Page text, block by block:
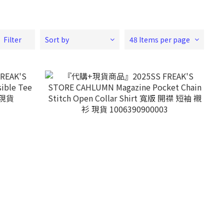
Filter Sort by 48 Items per page